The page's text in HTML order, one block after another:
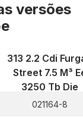
versões
313 2.2 Cdi
Street 7.5 M³
3250 Tb Die
021164-8